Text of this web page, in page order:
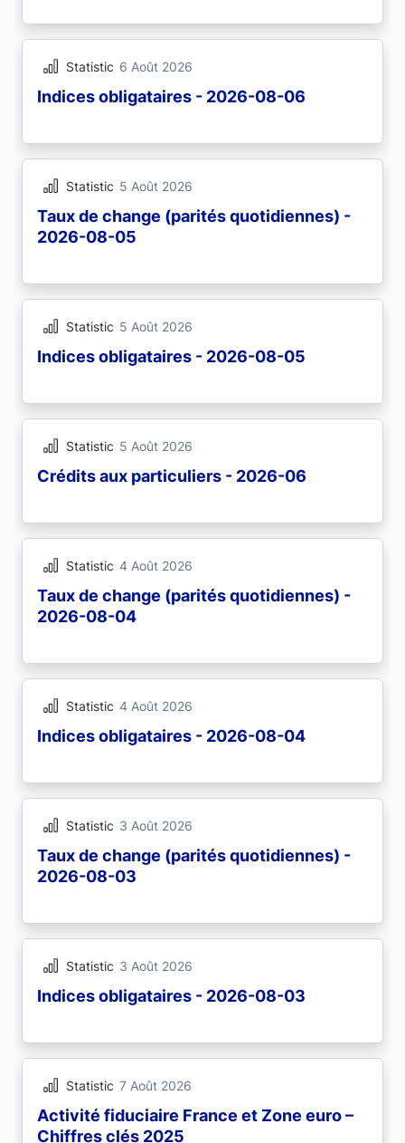
Statistic 6 Août 2026
Indices obligataires - 2026-08-06
Statistic 5 Août 2026
Taux de change (parités quotidiennes) -
2026-08-05
Statistic 5 Août 2026
Indices obligataires - 2026-08-05
Statistic 5 Août 2026
Crédits aux particuliers - 2026-06
Statistic 4 Août 2026
Taux de change (parités quotidiennes) -
2026-08-04
Statistic 4 Août 2026
Indices obligataires - 2026-08-04
Statistic 3 Août 2026
Taux de change (parités quotidiennes) -
2026-08-03
Statistic 3 Août 2026
Indices obligataires - 2026-08-03
Statistic 7 Août 2026
Activité fiduciaire France et Zone euro –
Chiffres clés 2025